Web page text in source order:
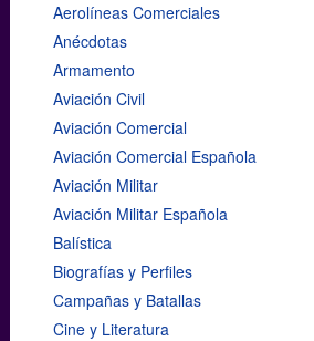
Aerolíneas Comerciales
Anécdotas
Armamento
Aviación Civil
Aviación Comercial
Aviación Comercial Española
Aviación Militar
Aviación Militar Española
Balística
Biografías y Perfiles
Campañas y Batallas
Cine y Literatura